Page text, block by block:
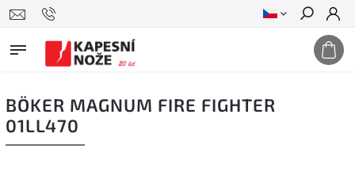
Hledat
BÖKER MAGNUM FIRE FIGHTER
01LL470